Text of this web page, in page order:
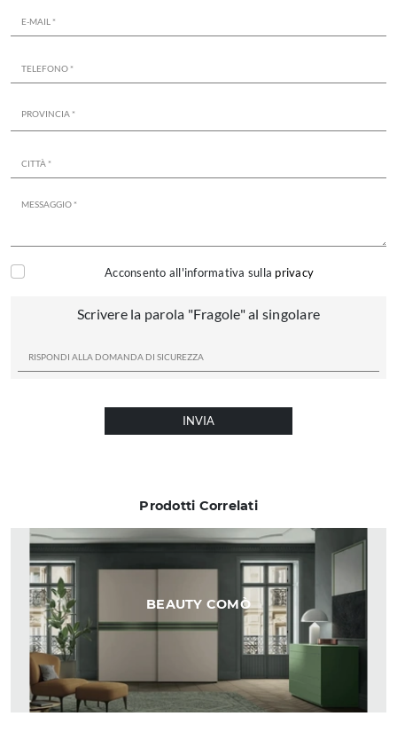
Prodotti Correlati
BEAUTY COMÒ
Acconsento all'informativa sulla privacy
Scrivere la parola "Fragole" al singolare
INVIA